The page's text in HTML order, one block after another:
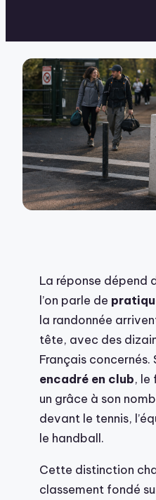
La réponse dépend
l’on parle de
la randonnée
tête, avec des
Français concernés.
encadré en club, le
un grâce à son
devant le tennis,
le handball.
Cette distinction
classement fondé